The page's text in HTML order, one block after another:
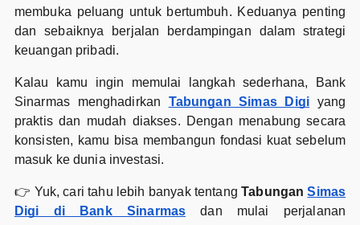
membuka peluang untuk bertumbuh. Keduanya penting
dan sebaiknya berjalan berdampingan dalam strategi
keuangan pribadi.
Kalau kamu ingin memulai langkah sederhana, Bank
Sinarmas menghadirkan Tabungan Simas Digiyang
praktis dan mudah diakses. Dengan menabung secara
konsisten, kamu bisa membangun fondasi kuat sebelum
masuk ke dunia investasi.
👉 Yuk, cari tahu lebih banyak tentangTabunganSimas
Digi di Bank Sinarmas dan mulai perjalanan